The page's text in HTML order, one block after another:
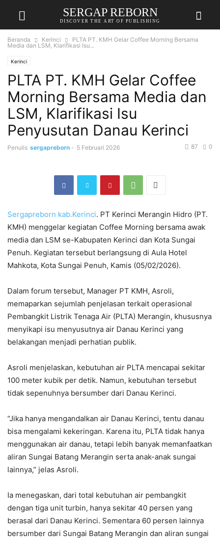
SERGAP REBORN
DISCOVER THE ART OF PUBLISHING
Beranda Kerinci
PLTA PT. KMH Gelar Coffee Morning Bersama
Media dan LSM, Klarifikasi Isu...
Kerinci
PLTA PT. KMH Gelar Coffee
Morning Bersama Media dan
LSM, Klarifikasi Isu
Penyusutan Danau Kerinci
Penulis sergapreborn - 5 Februari 2026 0
87
Sergapreborn kab.Kerinci. PT Kerinci Merangin Hidro (PT.
KMH) menggelar kegiatan Coffee Morning bersama awak
media dan LSM se-Kabupaten Kerinci dan Kota Sungai
Penuh. Kegiatan tersebut berlangsung di Aula Hotel
Mahkota, Kota Sungai Penuh, Kamis (05/02/2026).
Dalam forum tersebut, Manager PT KMH, Asroli,
memaparkan sejumlah penjelasan terkait operasional
Pembangkit Listrik Tenaga Air (PLTA) Merangin, khususnya
menyikapi isu menyusutnya air Danau Kerinci yang
belakangan menjadi perhatian publik.
Asroli menjelaskan, kebutuhan air PLTA mencapai sekitar
100 meter kubik per detik. Namun, kebutuhan tersebut
tidak sepenuhnya bersumber dari Danau Kerinci.
“Jika hanya mengandalkan air Danau Kerinci, tentu danau
bisa mengalami kekeringan. Karena itu, PLTA tidak hanya
menggunakan air danau, tetapi lebih banyak memanfaatkan
aliran Sungai Batang Merangin serta anak-anak sungai
lainnya,” jelas Asroli.
Ia menegaskan, dari total kebutuhan air pembangkit
dengan tiga unit turbin, hanya sekitar 40 persen yang
berasal dari Danau Kerinci. Sementara 60 persen lainnya
bersumber dari Sungai Batang Merangin dan aliran sungai